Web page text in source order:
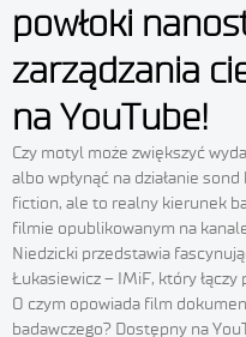
powłoki
zarządzania
na YouTube!
Czy motyl może zwiększyć
albo wpłynąć na działanie
fiction, ale to realny kierunek
filmie opublikowanym na
Niedzicki przedstawia
Łukasiewicz – IMiF, który
O czym opowiada film
badawczego? Dostępny na